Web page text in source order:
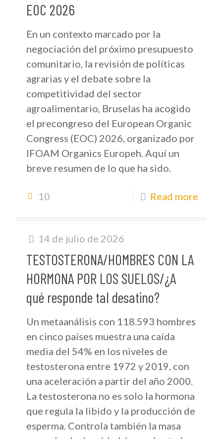
EOC 2026
En un contexto marcado por la
negociación del próximo presupuesto
comunitario, la revisión de políticas
agrarias y el debate sobre la
competitividad del sector
agroalimentario, Bruselas ha acogido
el precongreso del European Organic
Congress (EOC) 2026, organizado por
IFOAM Organics Europeh. Aquí un
breve resumen de lo que ha sido.
10 Read more
14 de julio de 2026
TESTOSTERONA/HOMBRES CON LA
HORMONA POR LOS SUELOS/¿A
qué responde tal desatino?
Un metaanálisis con 118.593 hombres
en cinco países muestra una caída
media del 54% en los niveles de
testosterona entre 1972 y 2019, con
una aceleración a partir del año 2000.
La testosterona no es solo la hormona
que regula la libido y la producción de
esperma. Controla también la masa